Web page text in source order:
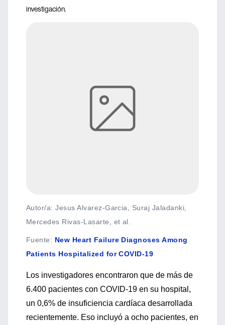
investigación.
Autor/a: Jesus Alvarez-Garcia, Suraj Jaladanki,
Mercedes Rivas-Lasarte, et al.
Fuente: New Heart Failure Diagnoses Among
Patients Hospitalized for COVID-19
Los investigadores encontraron que de más de
6.400 pacientes con COVID-19 en su hospital,
un 0,6% de insuficiencia cardíaca desarrollada
recientemente. Eso incluyó a ocho pacientes, en